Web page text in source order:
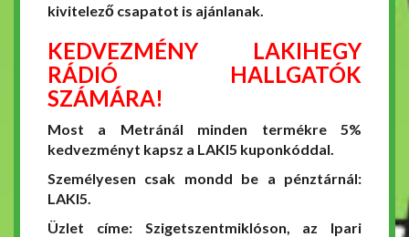
kivitelező csapatot is ajánlanak.
KEDVEZMÉNY LAKIHEGY
RÁDIÓ HALLGATÓK
SZÁMÁRA!
Most a Metránál minden termékre 5%
kedvezményt kapsz a LAKI5 kuponkóddal.
Személyesen csak mondd be a pénztárnál:
LAKI5.
Üzlet címe: Szigetszentmiklóson, az Ipari